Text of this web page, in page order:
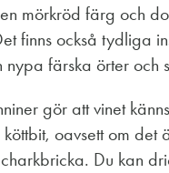
mörkröd färg och
finns också tydliga
färska örter och
gör att vinet
oavsett om det
Du kan